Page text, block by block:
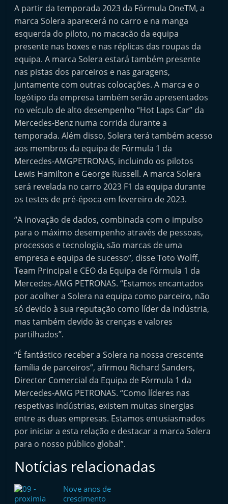
d
o
A
f
t
r
m
a
r
k
e
t
u
t
o
m
ó
v
e
l
e
P
o
r
t
u
g
a
l
A partir da temporada 2023 da Fórmula OneTM, a
marca Solera aparecerá no carro e na manga
esquerda do piloto, no macacão da equipa
presente nas boxes e nas réplicas das roupas da
equipa. A marca Solera estará também presente
nas pistas dos parceiros e nas garagens,
juntamente com outras colocações. A marca e o
logótipo da empresa também serão apresentados
no veículo de alto desempenho “Hot Laps Car” da
Mercedes-Benz numa corrida durante a
temporada. Além disso, Solera terá também acesso
aos membros da equipa de Fórmula 1 da
Mercedes-AMGPETRONAS, incluindo os pilotos
Lewis Hamilton e George Russell. A marca Solera
será revelada no carro 2023 F1 da equipa durante
os testes de pré-época em fevereiro de 2023.
“A inovação de dados, combinada com o impulso
para o máximo desempenho através de pessoas,
processos e tecnologia, são marcas de uma
empresa e equipa de sucesso”, disse Toto Wolff,
Team Principal e CEO da Equipa de Fórmula 1 da
Mercedes-AMG PETRONAS. “Estamos encantados
por acolher a Solera na equipa como parceiro, não
só devido à sua reputação como líder da indústria,
mas também devido às crenças e valores
partilhados”.
“É fantástico receber a Solera na nossa crescente
família de parceiros”, afirmou Richard Sanders,
Director Comercial da Equipa de Fórmula 1 da
Mercedes-AMG PETRONAS. “Como líderes nas
respetivas indústrias, existem muitas sinergias
entre as duas empresas. Estamos entusiasmados
por iniciar a esta relação e destacar a marca Solera
para o nosso público global”.
Notícias relacionadas
Nove anos de
crescimento